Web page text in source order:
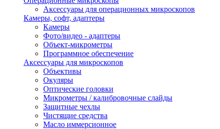
Аксессуары для операционных микроскопов
Камеры, софт, адаптеры
Камеры
Фото/видео - адаптеры
Объект-микрометры
Программное обеспечение
Аксессуары для микроскопов
Объективы
Окуляры
Оптические головки
Микрометры / калибровочные слайды
Защитные чехлы
Чистящие средства
Масло иммерсионное